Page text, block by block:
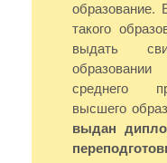
образование.
такого
выдать
среднего
высшего
выдан